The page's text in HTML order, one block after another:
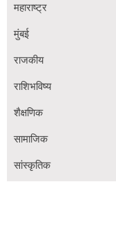
महाराष्ट्र
मुंबई
राजकीय
राशिभविष्य
शैक्षणिक
सामाजिक
सांस्कृतिक